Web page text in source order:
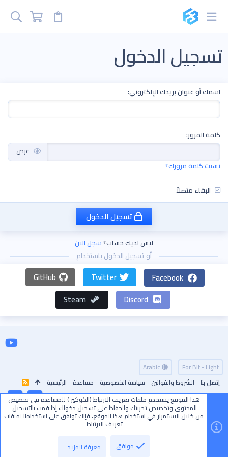
تسجيل الدخول
اسمك أو عنوان بريدك الإلكتروني
كلمة المرور
عرض
نسيت كلمة مرورك؟
البقاء متصلاً
تسجيل الدخول
ليس لديك حساب؟سجل الآن
أو تسجيل الدخول باستخدام
Twitter
GitHub
Discord
Steam
For Bit - Light
إتصل بنا الشروط والقوانين سياسة الخصوصية مساعدة الرئيسية R
S
S
أعلى أسفل
هذا الموقع يستخدم ملفات تعريف الارتباط (الكوكيز ) للمساعدة في تخصيص
المحتوى وتخصيص تجربتك والحفاظ على تسجيل دخولك إذا قمت بالتسجيل.
من خلال الاستمرار في استخدام هذا الموقع، فإنك توافق على استخدامنا لملفات
تعريف الارتباط.
موافق
معرفة المزيد…